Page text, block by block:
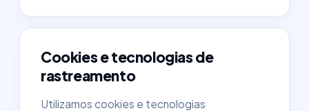
Cookies e tecnologias de
rastreamento
Utilizamos cookies e tecnologias